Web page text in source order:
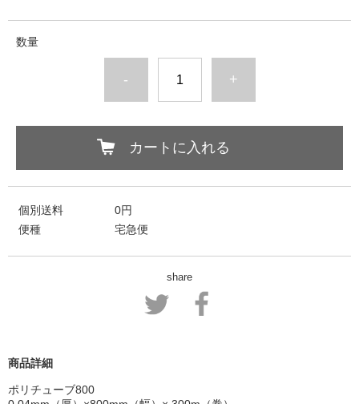
数量
- +
カートに入れる
個別送料
0円
便種
宅急便
share
商品詳細
ポリチューブ800